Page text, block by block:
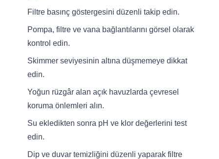
Filtre basınç göstergesini düzenli takip edin.
Pompa, filtre ve vana bağlantılarını görsel olarak
kontrol edin.
Skimmer seviyesinin altına düşmemeye dikkat
edin.
Yoğun rüzgâr alan açık havuzlarda çevresel
koruma önlemleri alın.
Su ekledikten sonra pH ve klor değerlerini test
edin.
Dip ve duvar temizliğini düzenli yaparak filtre